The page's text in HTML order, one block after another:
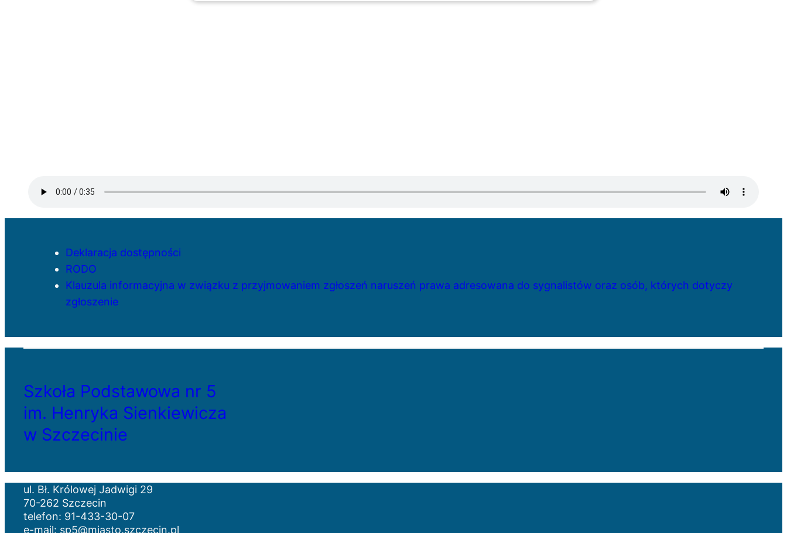
Deklaracja dostępności
RODO
Klauzula informacyjna w związku z przyjmowaniem zgłoszeń naruszeń prawa adresowana do sygnalistów oraz osób, których dotyczy
zgłoszenie
Szkoła Podstawowa nr 5
im. Henryka Sienkiewicza
w Szczecinie
ul. Bł. Królowej Jadwigi 29
70-262 Szczecin
telefon: 91-433-30-07
e-mail: sp5@miasto.szczecin.pl